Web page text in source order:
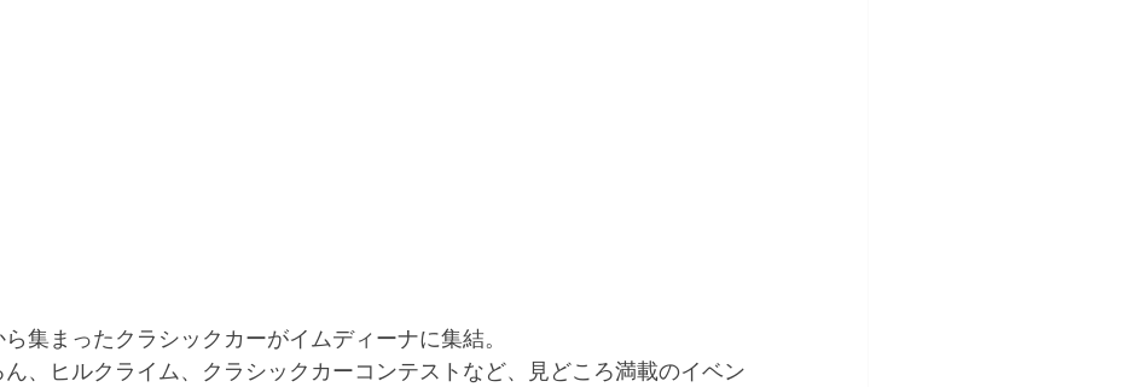
集まったクラシックカーがイムディーナに集結。
、ヒルクライム、クラシックカーコンテストなど、見どころ満載のイベン